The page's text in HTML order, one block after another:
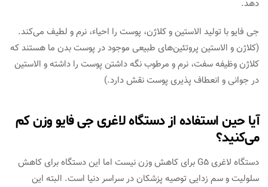
دهد.
جی فایو با تولید الاستین و کلاژن، پوست را احیاء، نرم و لطیف می‌کند.
(کلاژن و الاستین پروتئین‌های طبیعی موجود در پوست بدن ما هستند که
کلاژن وظیفه سفت، نرم و مرطوب نگه داشتن پوست را داشته و الاستین
در جوانی و انعطاف پذیری پوست نقش دارد.)
آیا حین استفاده از دستگاه لاغری جی فایو وزن کم
می‌کنید؟
دستگاه لاغری G5 برای کاهش وزن نیست اما این دستگاه برای کاهش
سلولیت و سم زدایی توصیه پزشکان در سراسر دنیا است. البته این